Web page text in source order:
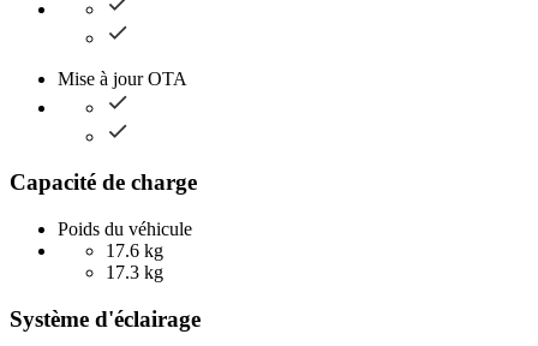
Mise à jour OTA
Capacité de charge
Poids du véhicule
17.6 kg
17.3 kg
Système d'éclairage